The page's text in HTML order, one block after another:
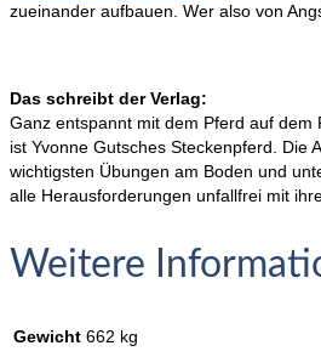
zueinander aufbauen. Wer also von
Das schreibt der Verlag:
Ganz entspannt mit dem Pferd auf dem
ist Yvonne Gutsches Steckenpferd. Die
wichtigsten Übungen am Boden und
alle Herausforderungen unfallfrei mit
Weitere
Gewicht 662 kg